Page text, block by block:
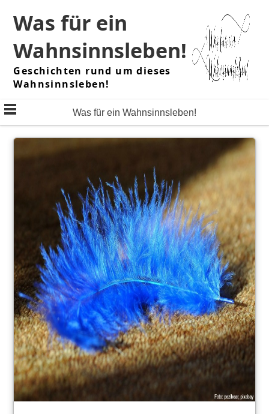
content
Was für ein
Wahnsinnsleben!
Geschichten rund um dieses
Wahnsinnsleben!
Was für ein Wahnsinnsleben!